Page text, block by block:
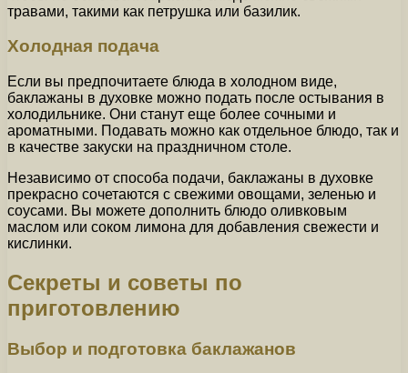
травами, такими как петрушка или базилик.
Холодная подача
Если вы предпочитаете блюда в холодном виде,
баклажаны в духовке можно подать после остывания в
холодильнике. Они станут еще более сочными и
ароматными. Подавать можно как отдельное блюдо, так и
в качестве закуски на праздничном столе.
Независимо от способа подачи, баклажаны в духовке
прекрасно сочетаются с свежими овощами, зеленью и
соусами. Вы можете дополнить блюдо оливковым
маслом или соком лимона для добавления свежести и
кислинки.
Секреты и советы по
приготовлению
Выбор и подготовка баклажанов